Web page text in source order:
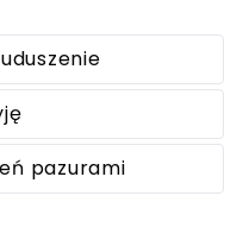
pazurami